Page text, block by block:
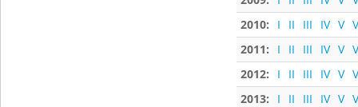
2010:
I II III IV V
2011:
I II III IV V
2012:
I II III IV V
2013:
I II III IV V